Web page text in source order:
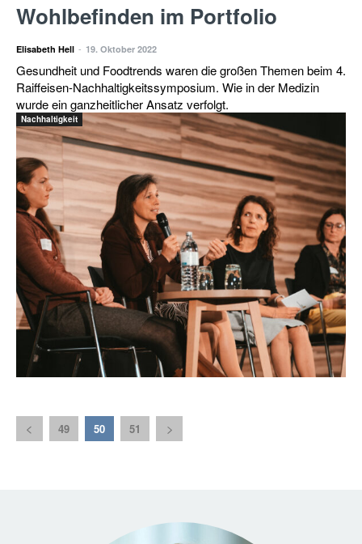
Nachhaltigkeit
Wohlbefinden im Portfolio
Elisabeth Hell - 19. Oktober 2022
Gesundheit und Foodtrends waren die großen Themen beim 4.
Raiffeisen-Nachhaltigkeitssymposium. Wie in der Medizin
wurde ein ganzheitlicher Ansatz verfolgt.
49 50 51